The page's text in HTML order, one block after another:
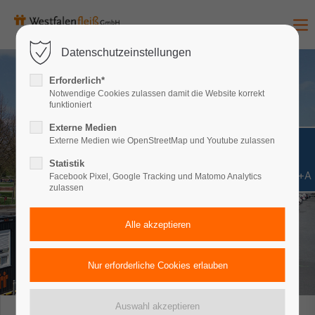
Datenschutzeinstellungen
Erforderlich*
Notwendige Cookies zulassen damit die Website korrekt
funktioniert
Externe Medien
Externe Medien wie OpenStreetMap und Youtube zulassen
Statistik
Facebook Pixel, Google Tracking und Matomo Analytics
zulassen
Shift+Alt+A